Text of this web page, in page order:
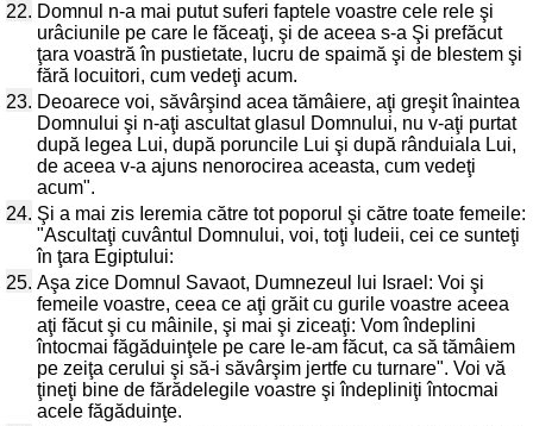
22. Domnul n-a mai putut suferi faptele voastre cele rele şi
urâciunile pe care le făceaţi, şi de aceea s-a Şi prefăcut
ţara voastră în pustietate, lucru de spaimă şi de blestem şi
fără locuitori, cum vedeţi acum.
23. Deoarece voi, săvârşind acea tămâiere, aţi greşit înaintea
Domnului şi n-aţi ascultat glasul Domnului, nu v-aţi purtat
după legea Lui, după poruncile Lui şi după rânduiala Lui,
de aceea v-a ajuns nenorocirea aceasta, cum vedeţi
acum".
24. Şi a mai zis Ieremia către tot poporul şi către toate femeile:
"Ascultaţi cuvântul Domnului, voi, toţi Iudeii, cei ce sunteţi
în ţara Egiptului:
25. Aşa zice Domnul Savaot, Dumnezeul lui Israel: Voi şi
femeile voastre, ceea ce aţi grăit cu gurile voastre aceea
aţi făcut şi cu mâinile, şi mai şi ziceaţi: Vom îndeplini
întocmai făgăduinţele pe care le-am făcut, ca să tămâiem
pe zeiţa cerului şi să-i săvârşim jertfe cu turnare". Voi vă
ţineţi bine de fărădelegile voastre şi îndepliniţi întocmai
acele făgăduinţe.